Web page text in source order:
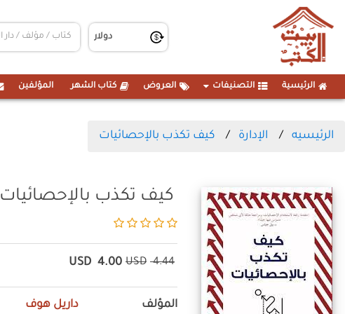
الرئيسية التصنيفات العروض كتاب الشهر المؤلفين
الرئيسيه الإدارة كيف تكذب بالإحصائيات
كيف تكذب بالإحصائيات
4.44
USD
4.00
USD
المؤلف داريل هوف